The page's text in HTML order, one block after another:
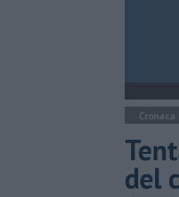
Cronaca
del